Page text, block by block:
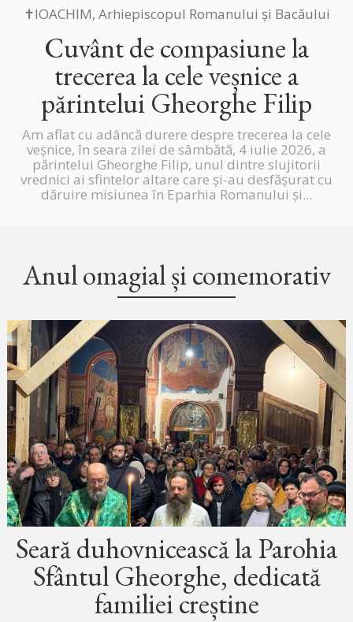
✝IOACHIM, Arhiepiscopul Romanului și Bacăului
Cuvânt de compasiune la
trecerea la cele veșnice a
părintelui Gheorghe Filip
Am aflat cu adâncă durere despre trecerea la cele
veșnice, în seara zilei de sâmbătă, 4 iulie 2026, a
părintelui Gheorghe Filip, unul dintre slujitorii
vrednici ai sfintelor altare care și-au desfășurat cu
dăruire misiunea în Eparhia Romanului și...
Anul omagial și comemorativ
Seară duhovnicească la Parohia
Sfântul Gheorghe, dedicată
familiei creștine